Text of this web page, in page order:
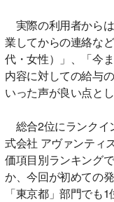
実際の利用者から
業してからの連絡な
代・女性）」、「今
内容に対しての給与
いった声が良い点と
総合2位にランクイ
式会社 アヴァンティ
価項目別ランキング
か、今回が初めての
「東京都」部門でも1